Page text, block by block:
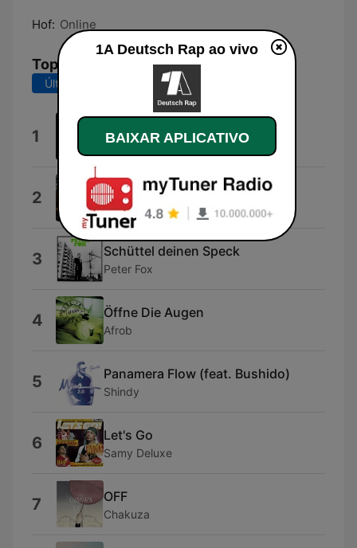
Hof: Online
Top Músicas
Últimos 7 dias Últimos 30 dias
1 Bozza
2 Skandalös
01099
3 Schüttel deinen Speck
Peter Fox
4 Öffne Die Augen
Afrob
5 Panamera Flow (feat. Bushido)
Shindy
6 Let's Go
Samy Deluxe
7 OFF
Chakuza
1A Deutsch Rap ao vivo
BAIXAR APLICATIVO